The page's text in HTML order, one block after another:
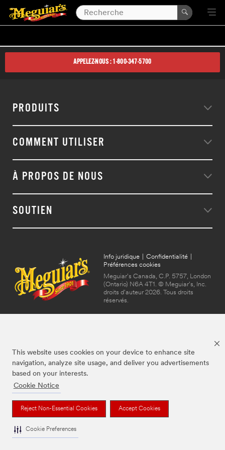
This website uses cookies on your device to enhance site
navigation, analyze site usage, and deliver you advertisements
based on your interests.
Cookie Notice
Reject Non-Essential Cookies Accept Cookies
Cookie Preferences
APPELEZ-NOUS : 1-800-347-5700
PRODUITS
COMMENT UTILISER
À PROPOS DE NOUS
SOUTIEN
Info juridique Confidentialité
Préférences cookies
Meguiar's Canada, C.P. 5757, London
(Ontario) N6A 4T1. © Meguiar's, Inc.
droits d'auteur 2026. Tous droits
réservés.
Les marques mentionnées ci-dessus sont des marques de commerce de
Meguiar's, utilisées sous licence au Canada.